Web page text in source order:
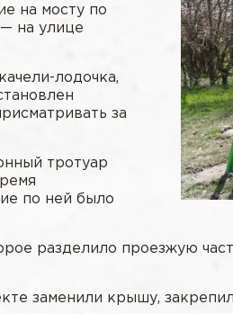
на мосту по
на улице
лодочка,
за
тротуар
по ней было
разделило проезжую
заменили крышу,